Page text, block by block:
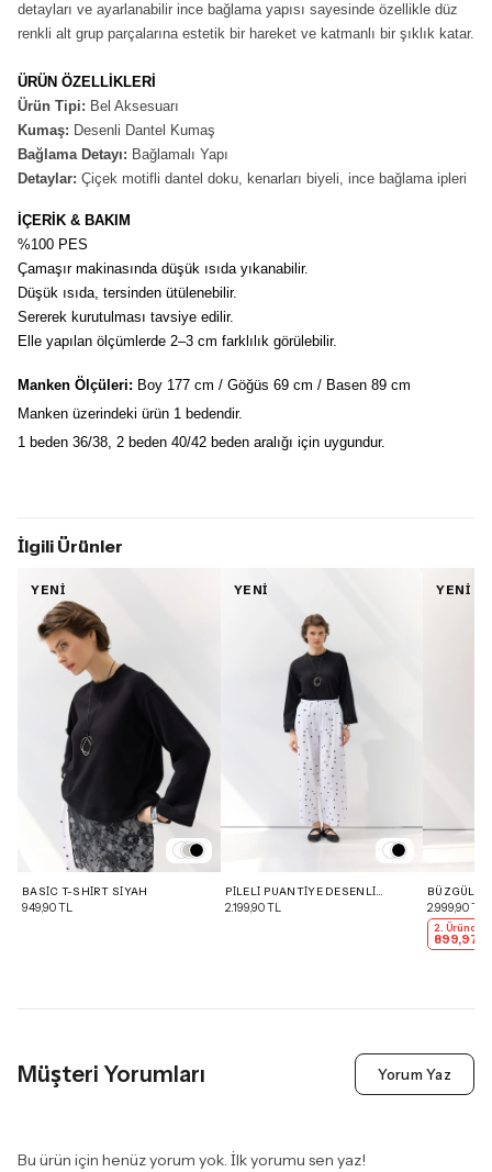
detayları ve ayarlanabilir ince bağlama yapısı sayesinde özellikle düz
renkli alt grup parçalarına estetik bir hareket ve katmanlı bir şıklık katar.
ÜRÜN ÖZELLİKLERİ
Ürün Tipi: Bel Aksesuarı
Kumaş: Desenli Dantel Kumaş
Bağlama Detayı: Bağlamalı Yapı
Detaylar: Çiçek motifli dantel doku, kenarları biyeli, ince bağlama ipleri
İÇERİK & BAKIM
%100 PES
Çamaşır makinasında düşük ısıda yıkanabilir.
Düşük ısıda, tersinden ütülenebilir.
Sererek kurutulması tavsiye edilir.
Elle yapılan ölçümlerde 2–3 cm farklılık görülebilir.
Manken Ölçüleri: Boy 177 cm / Göğüs 69 cm / Basen 89 cm
Manken üzerindeki ürün 1 bedendir.
1 beden 36/38, 2 beden 40/42 beden aralığı için uygundur.
İlgili Ürünler
YENİ
BASIC T-SHIRT SIYAH
949,90 TL
YENİ
PILELI PUANTIYE DESENLI
PANTOLON BEYAZ
2.199,90 TL
YENİ
BÜZGÜLÜ
ETEK
2.999,90 TL
2. Üründe
899,97
Müşteri Yorumları Yorum Yaz
Bu ürün için henüz yorum yok. İlk yorumu sen yaz!